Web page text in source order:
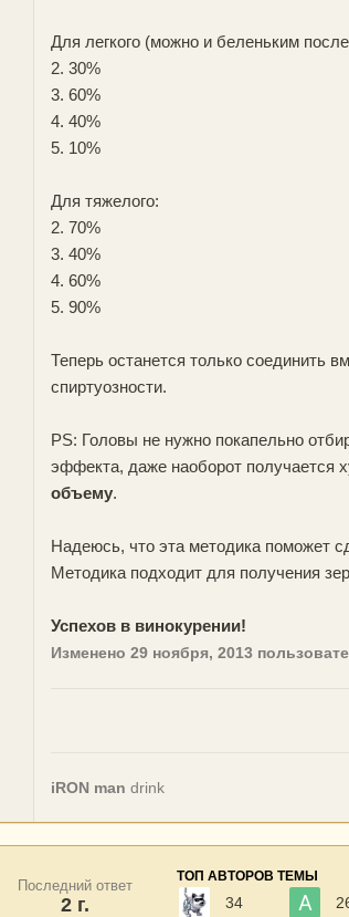
Для легкого (можно и беленьким
2. 30%
3. 60%
4. 40%
5. 10%
Для тяжелого:
2. 70%
3. 40%
4. 60%
5. 90%
Теперь останется только соединить
спиртуозности.
PS: Головы не нужно покапельно
эффекта, даже наоборот получается
объему.
Надеюсь, что эта методика поможет
Методика подходит для получения
Успехов в винокурении!
Изменено 29 ноября, 2013
iRON man drink
Последний ответ
2 г.
ТОП АВТОРОВ ТЕМЫ
34